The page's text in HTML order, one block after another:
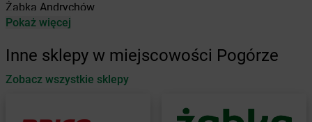
Żabka Andrychów
Żabka Antonie
Żabka Automat
Żabka Babica
Żabka Babimost
Pokaż więcej
Inne sklepy w miejscowości Pogórze
Zobacz wszystkie sklepy